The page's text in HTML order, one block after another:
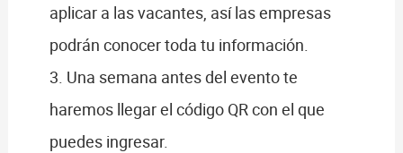
aplicar a las vacantes, así las empresas
podrán conocer toda tu información.
3. Una semana antes del evento te
haremos llegar el código QR con el que
puedes ingresar.